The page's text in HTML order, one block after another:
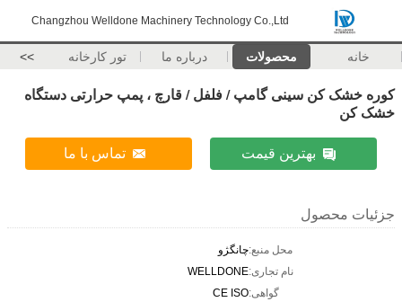
Changzhou Welldone Machinery Technology Co.,Ltd
خانه محصولات درباره ما تور کارخانه >>
کوره خشک کن سینی گامپ / فلفل / قارچ ، پمپ حرارتی دستگاه
خشک کن
بهترین قیمت تماس با ما
جزئیات محصول
محل منبع:چانگژو
نام تجاری:WELLDONE
گواهی:CE ISO